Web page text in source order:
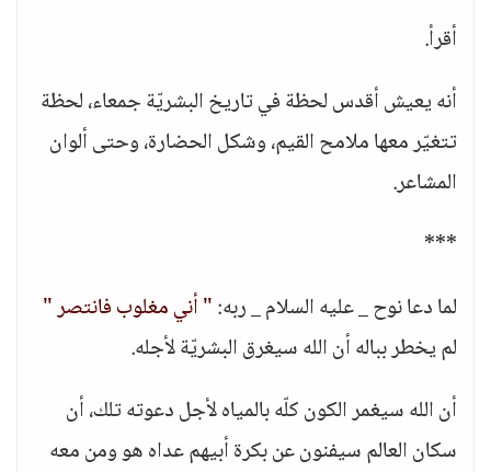
أقرأ.
أنه يعيش أقدس لحظة في تاريخ البشريّة جمعاء، لحظة
تتغيّر معها ملامح القيم، وشكل الحضارة، وحتى ألوان
المشاعر.
***
لما دعا نوح _ عليه السلام _ ربه:" أني مغلوب فانتصر "
لم يخطر بباله أن الله سيغرق البشريّة لأجله.
أن الله سيغمر الكون كلّه بالمياه لأجل دعوته تلك، أن
سكان العالم سيفنون عن بكرة أبيهم عداه هو ومن معه